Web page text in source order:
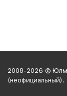
2008-2026 ©
(неофициальный).